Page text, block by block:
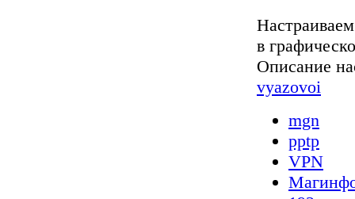
в
Описание
vyazovoi
mgn
pptp
VPN